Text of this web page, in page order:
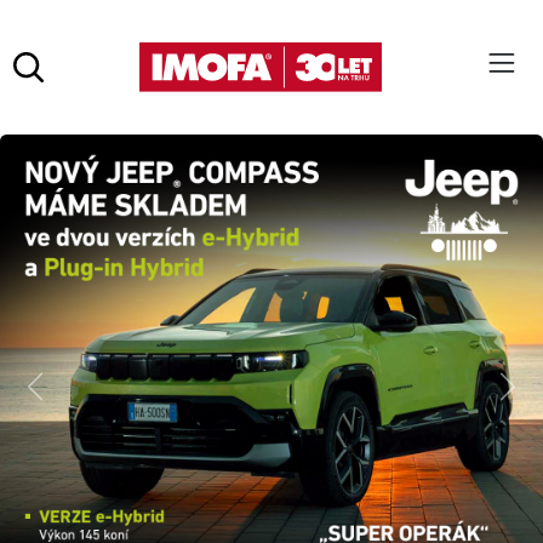
Pro vyhledávání zadejte alespoň 3 znaky.
Předchozí Další